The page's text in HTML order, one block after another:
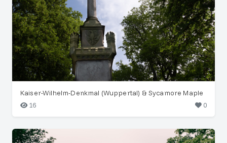
Kaiser-Wilhelm-Denkmal (Wuppertal) & Sycamore Maple
16
0